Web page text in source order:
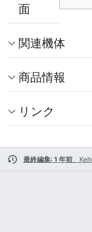
面
関連機体
商品情報
リンク
最終編集: 1 年前